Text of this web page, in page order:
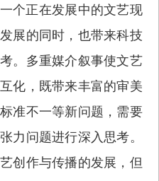
个正在发展中的文艺现
展的同时，也带来科技
。多重媒介叙事使文艺
化，既带来丰富的审美
准不一等新问题，需要
力问题进行深入思考。
创作与传播的发展，但